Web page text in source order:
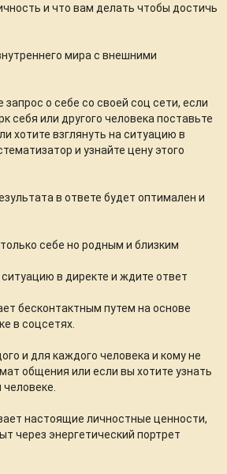
и что вам делать чтобы достичь
мира с внешними
о себе со своей соц сети, если
себя или другого человека поставьте
хотите взглянуть на ситуацию в
и узнайте цену этого
в ответе будет оптимален и
себе но родным и близким
в директе и ждите ответ
бесконтактным путем на основе
в соцсетях.
и для каждого человека и кому не
общения или если вы хотите узнать
настоящие личностные ценности,
через энергетический портрет